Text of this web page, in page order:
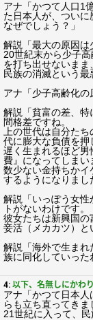
アナ「かつて人口1
た日本人が、ついに
なぜでしょう？」
解説「最大の原因は
20世紀末から少子
を打ち出せないまま、
民族の消滅という最
アナ「少子高齢化の
解説「貧富の差、
間格差ですね。
上の世代は自分た
代に膨大な負債を押
遅く生まれるほど
費』になってしまい
数少ない金持ちか
するようになりまし
解説「いっぽう女性
トがないわけです。
彼女たちは新興国の
妾活（メカカツ）と
解説「海外で生ま
族に同化していった
4: 以下、名無しにかわ
アナ「かつて日本
らも立ち直ってきま
21世紀に入って、